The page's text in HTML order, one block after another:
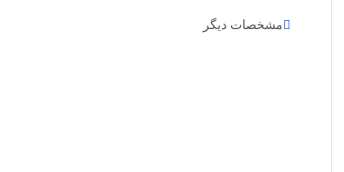
مشخصات دیگر